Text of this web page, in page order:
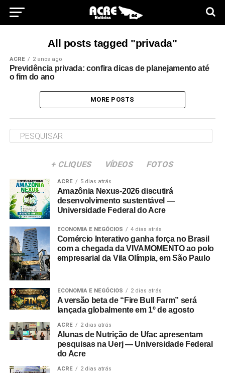
All posts tagged "privada"
ACRE 2 anos ago
Previdência privada: confira dicas de planejamento até
o fim do ano
MORE POSTS
+ CLIQUES VÍDEOS FOTOS
ACRE 5 dias atrás
Amazônia Nexus-2026 discutirá
desenvolvimento sustentável —
Universidade Federal do Acre
ECONOMIA E NEGÓCIOS 4 dias atrás
Comércio Interativo ganha força no Brasil
com a chegada da VIVAMOMENTO ao polo
empresarial da Vila Olímpia, em São Paulo
ECONOMIA E NEGÓCIOS 2 dias atrás
A versão beta de “Fire Bull Farm” será
lançada globalmente em 1º de agosto
ACRE 2 dias atrás
Alunas de Nutrição de Ufac apresentam
pesquisas na Uerj — Universidade Federal
do Acre
ACRE 2 dias atrás